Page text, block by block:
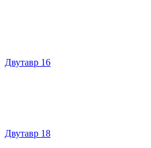
Двутавр 16
Двутавр 18